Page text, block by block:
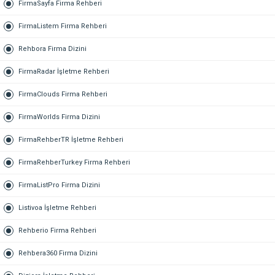
FirmaSayfa Firma Rehberi
FirmaListem Firma Rehberi
Rehbora Firma Dizini
FirmaRadar İşletme Rehberi
FirmaClouds Firma Rehberi
FirmaWorlds Firma Dizini
FirmaRehberTR İşletme Rehberi
FirmaRehberTurkey Firma Rehberi
FirmaListPro Firma Dizini
Listivoa İşletme Rehberi
Rehberio Firma Rehberi
Rehbera360 Firma Dizini